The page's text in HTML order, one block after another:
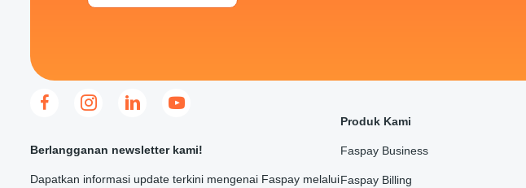
Berlangganan newsletter kami!
Dapatkan informasi update terkini mengenai Faspay melalui
Produk Kami
Faspay Business
Faspay Billing